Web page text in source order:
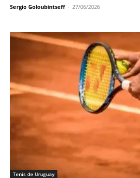
Sergio Goloubintseff - 27/06/2026
Tenis de Uruguay